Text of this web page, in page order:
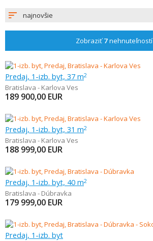
najnovšie
Zobraziť7nehnuteľností
Predaj, 1-izb. byt, 37 m2
Bratislava - Karlova Ves
189 900,00 EUR
Predaj, 1-izb. byt, 31 m2
Bratislava - Karlova Ves
188 999,00 EUR
Predaj, 1-izb. byt, 40 m2
Bratislava - Dúbravka
179 999,00 EUR
Predaj, 1-izb. byt